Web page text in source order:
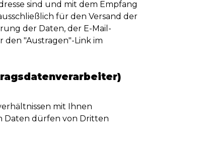
sind und mit dem Empfang
für den Versand der
der Daten, der E-Mail-
den "Austragen"-Link im
mit Ihnen
Daten dürfen von Dritten